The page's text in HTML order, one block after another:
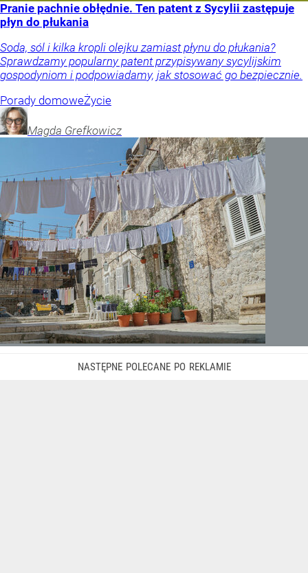
Pranie pachnie obłędnie. Ten patent z Sycylii zastępuje
płyn do płukania
Soda, sól i kilka kropli olejku zamiast płynu do płukania?
Sprawdzamy popularny patent przypisywany sycylijskim
gospodyniom i podpowiadamy, jak stosować go bezpiecznie.
Porady domoweŻycie
Magda Grefkowicz